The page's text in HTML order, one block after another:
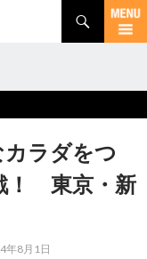
ラダをつ
！ 東京・新
年8月1日